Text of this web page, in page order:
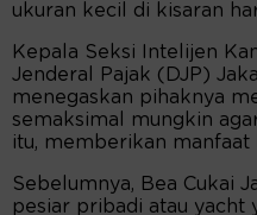
ukuran kecil di kisaran
Kepala Seksi Intelijen
Jenderal Pajak (DJP)
menegaskan pihaknya
semaksimal mungkin
itu, memberikan manfaat
Sebelumnya, Bea Cukai
pesiar pribadi atau yacht